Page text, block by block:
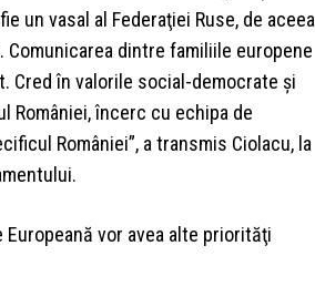
un vasal al Federaţiei Ruse, de aceea
dintre familiile europene
Cred în valorile social-democrate şi
României, încerc cu echipa de
României”, a transmis Ciolacu, la
vor avea alte priorităţi